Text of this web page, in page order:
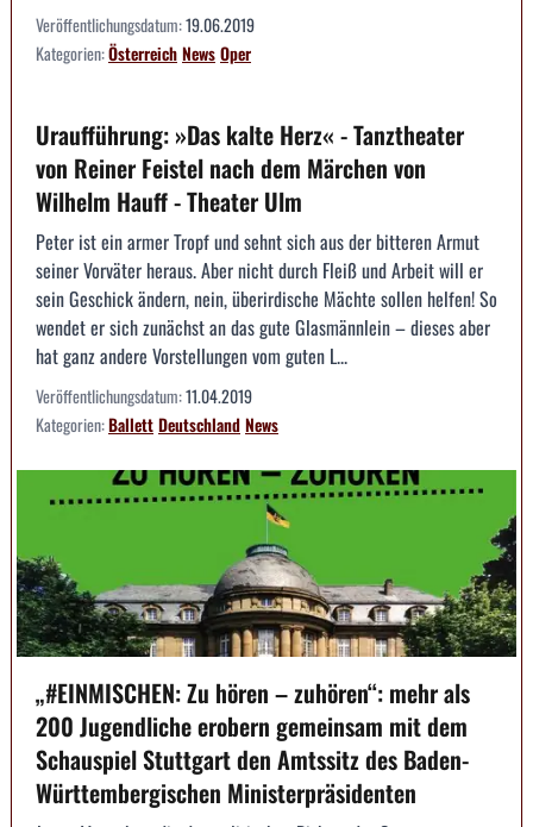
Veröffentlichungsdatum:19.06.2019
Kategorien:ÖsterreichNewsOper
Uraufführung: »Das kalte Herz« - Tanztheater
von Reiner Feistel nach dem Märchen von
Wilhelm Hauff - Theater Ulm
Peter ist ein armer Tropf und sehnt sich aus der bitteren Armut
seiner Vorväter heraus. Aber nicht durch Fleiß und Arbeit will er
sein Geschick ändern, nein, überirdische Mächte sollen helfen! So
wendet er sich zunächst an das gute Glasmännlein – dieses aber
hat ganz andere Vorstellungen vom guten L...
Veröffentlichungsdatum:11.04.2019
Kategorien:BallettDeutschlandNews
„#EINMISCHEN: Zu hören – zuhören“: mehr als
200 Jugendliche erobern gemeinsam mit dem
Schauspiel Stuttgart den Amtssitz des Baden-
Württembergischen Ministerpräsidenten